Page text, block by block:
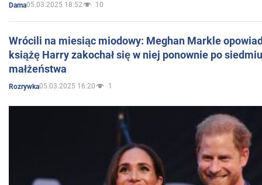
Dama05.03.2025 18:52 10
Wrócili na miesiąc miodowy: Meghan Markle
książę Harry zakochał się w niej ponownie po
małżeństwa
Rozrywka05.03.2025 16:20 1